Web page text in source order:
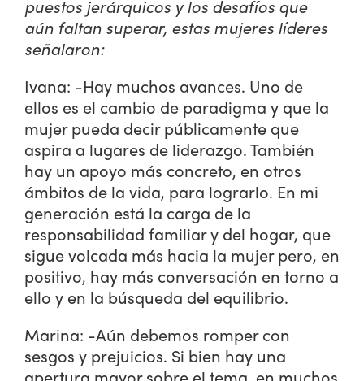
puestos jerárquicos y los desafíos que
aún faltan superar, estas mujeres líderes
señalaron:
Ivana: -Hay muchos avances. Uno de
ellos es el cambio de paradigma y que la
mujer pueda decir públicamente que
aspira a lugares de liderazgo. También
hay un apoyo más concreto, en otros
ámbitos de la vida, para lograrlo. En mi
generación está la carga de la
responsabilidad familiar y del hogar, que
sigue volcada más hacia la mujer pero, en
positivo, hay más conversación en torno a
ello y en la búsqueda del equilibrio.
Marina: -Aún debemos romper con
sesgos y prejuicios. Si bien hay una